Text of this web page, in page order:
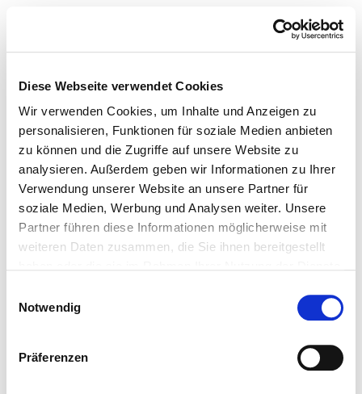
Diese Webseite verwendet Cookies
Wir verwenden Cookies, um Inhalte und Anzeigen zu
personalisieren, Funktionen für soziale Medien anbieten
zu können und die Zugriffe auf unsere Website zu
analysieren. Außerdem geben wir Informationen zu Ihrer
Verwendung unserer Website an unsere Partner für
soziale Medien, Werbung und Analysen weiter. Unsere
Partner führen diese Informationen möglicherweise mit
weiteren Daten zusammen, die Sie ihnen bereitgestellt
Notwendig
Präferenzen